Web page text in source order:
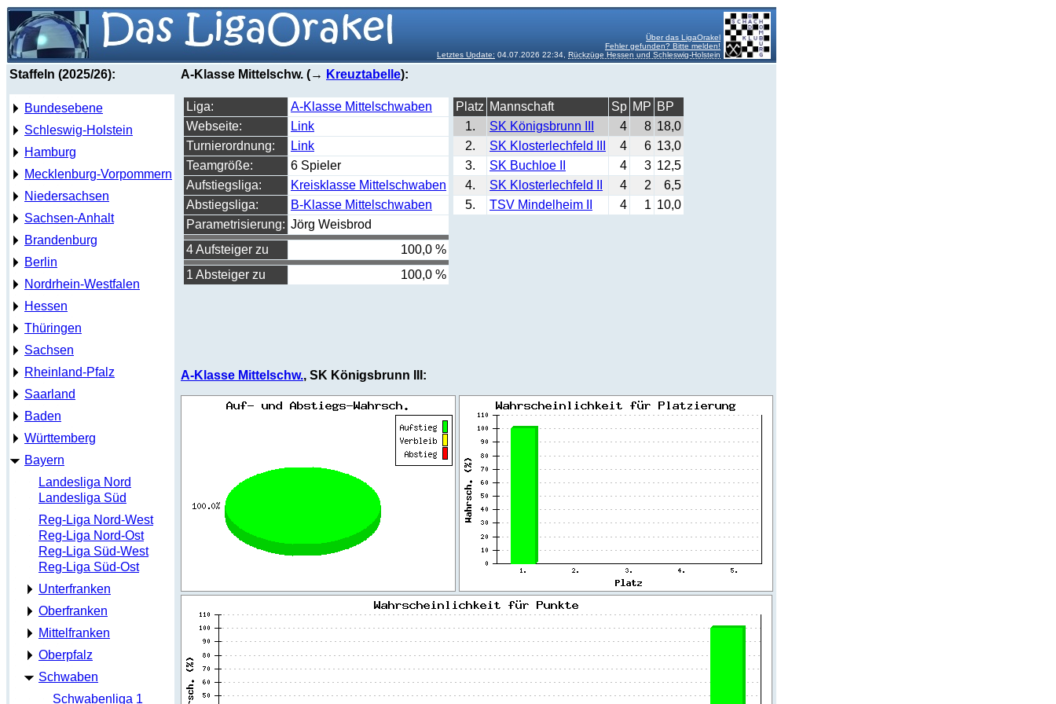
Über das LigaOrakel
Fehler gefunden? Bitte melden!
Letztes Update: 04.07.2026 22:34, Rückzüge Hessen und Schleswig-Holstein
Staffeln (2025/26):
Bundesebene
Schleswig-Holstein
Hamburg
Mecklenburg-Vorpommern
Niedersachsen
Sachsen-Anhalt
Brandenburg
Berlin
Nordrhein-Westfalen
Hessen
Thüringen
Sachsen
Rheinland-Pfalz
Saarland
Baden
Württemberg
Bayern
Landesliga Nord
Landesliga Süd
Reg-Liga Nord-West
Reg-Liga Nord-Ost
Reg-Liga Süd-West
Reg-Liga Süd-Ost
Unterfranken
Oberfranken
Mittelfranken
Oberpfalz
Schwaben
Schwabenliga 1
A-Klasse Mittelschw. (→ Kreuztabelle):
Liga:
A-Klasse Mittelschwaben
Webseite:
Link
Turnierordnung:
Link
Teamgröße:
6 Spieler
Aufstiegsliga:
Kreisklasse Mittelschwaben
Abstiegsliga:
B-Klasse Mittelschwaben
Parametrisierung: Jörg Weisbrod
4 Aufsteiger zu
100,0 %
1 Absteiger zu
100,0 %
Platz Mannschaft Sp MP BP
1.
SK Königsbrunn III 4 8 18,0
2.
SK Klosterlechfeld III 4 6 13,0
3.
SK Buchloe II 4 3 12,5
4.
SK Klosterlechfeld II 4 2
6,5
5.
TSV Mindelheim II 4 1 10,0
A-Klasse Mittelschw., SK Königsbrunn III: